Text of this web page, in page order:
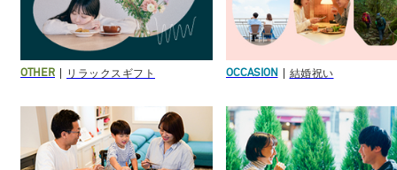
OTHER リラックスギフト OCCASION 結婚祝い